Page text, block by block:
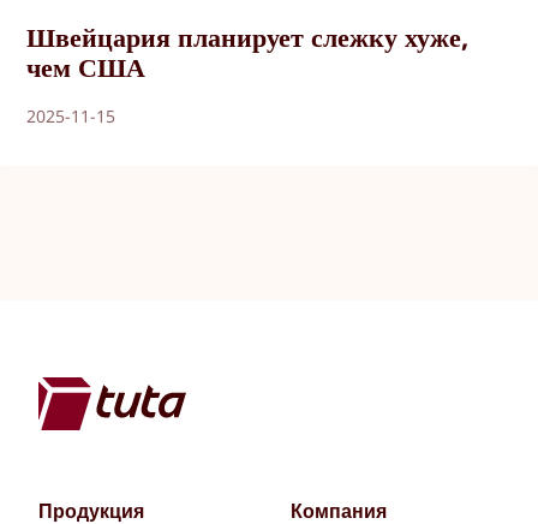
Швейцария планирует слежку хуже,
чем США
2025-11-15
Продукция
Компания